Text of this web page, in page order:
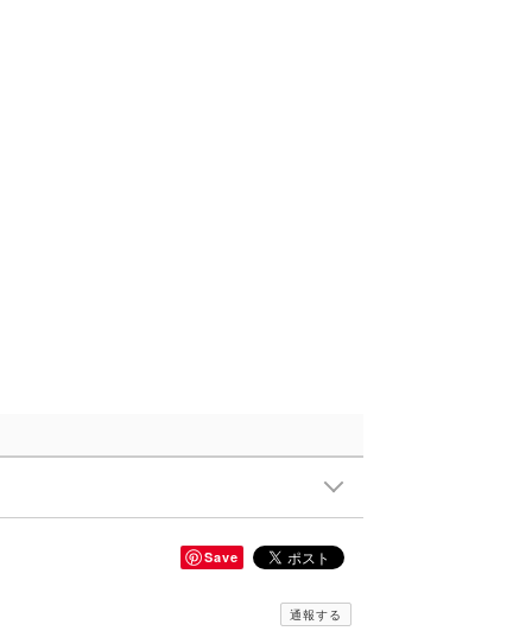
Save
通報する